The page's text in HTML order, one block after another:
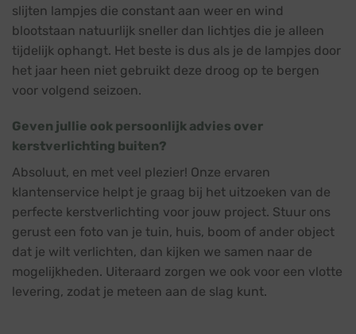
slijten lampjes die constant aan weer en wind
blootstaan natuurlijk sneller dan lichtjes die je alleen
tijdelijk ophangt. Het beste is dus als je de lampjes door
het jaar heen niet gebruikt deze droog op te bergen
voor volgend seizoen.
Geven jullie ook persoonlijk advies over
kerstverlichting buiten?
Absoluut, en met veel plezier! Onze ervaren
klantenservice helpt je graag bij het uitzoeken van de
perfecte kerstverlichting voor jouw project. Stuur ons
gerust een foto van je tuin, huis, boom of ander object
dat je wilt verlichten, dan kijken we samen naar de
mogelijkheden. Uiteraard zorgen we ook voor een vlotte
levering, zodat je meteen aan de slag kunt.